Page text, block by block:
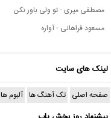
مصطفی میری - تو ولی باور نکن
مسعود فراهانی - آواره
لینک های سایت
صفحه اصلی تک آهنگ ها آلبوم ها